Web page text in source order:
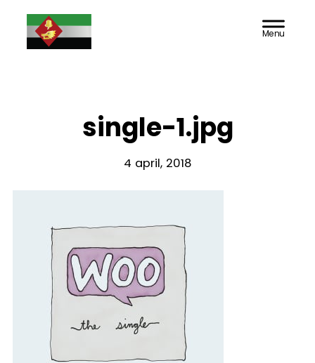
Door
naar
de
Doarpsbelang
Hommerts
Header
single-1.jpg
4 april, 2018